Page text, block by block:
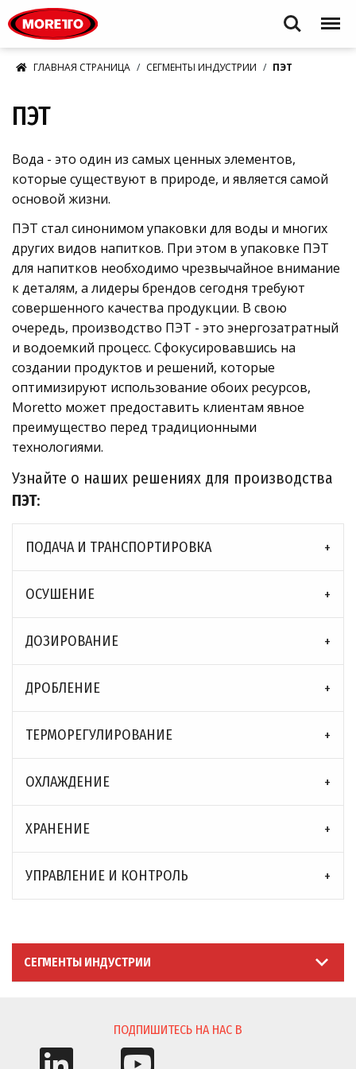
Search Menu
ГЛАВНАЯ СТРАНИЦА СЕГМЕНТЫ ИНДУСТРИИ ПЭТ
ПЭТ
Вода - это один из самых ценных элементов,
которые существуют в природе, и является самой
основой жизни.
ПЭТ стал синонимом упаковки для воды и многих
других видов напитков. При этом в упаковке ПЭТ
для напитков необходимо чрезвычайное внимание
к деталям, а лидеры брендов сегодня требуют
совершенного качества продукции. В свою
очередь, производство ПЭТ - это энергозатратный
и водоемкий процесс. Сфокусировавшись на
создании продуктов и решений, которые
оптимизируют использование обоих ресурсов,
Moretto может предоставить клиентам явное
преимущество перед традиционными
технологиями.
Узнайте о наших решениях для производства
ПЭТ:
ПОДАЧА И ТРАНСПОРТИРОВКА
ОСУШЕНИЕ
ДОЗИРОВАНИЕ
ДРОБЛЕНИЕ
ТЕРМОРЕГУЛИРОВАНИЕ
ОXЛАЖДЕНИЕ
ХРАНЕНИЕ
УПРАВЛЕНИЕ И КОНТРОЛЬ
СЕГМЕНТЫ ИНДУСТРИИ
ПОДПИШИТЕСЬ НА НАС В